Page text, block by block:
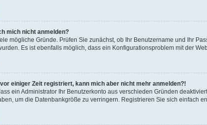
mich nicht anmelden?
mögliche Gründe. Prüfen Sie zunächst, ob Ihr Benutzername und Ihr
Es ist ebenfalls möglich, dass ein Konfigurationsproblem mit der
einiger Zeit registriert, kann mich aber nicht mehr anmelden?!
ein Administrator Ihr Benutzerkonto aus verschieden Gründen
um die Datenbankgröße zu verringern. Registrieren Sie sich einfach